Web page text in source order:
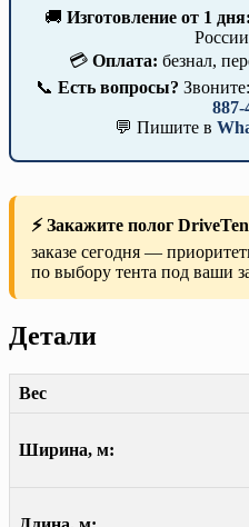
🚚 Изготовление от 1 дня:
💳 Оплата: безнал,
📞 Есть вопросы? Звоните:
887-
💬 Пишите в
⚡ Закажите полог
заказе сегодня —
по выбору тента под ваши
Детали
Вес
Ширина, м: